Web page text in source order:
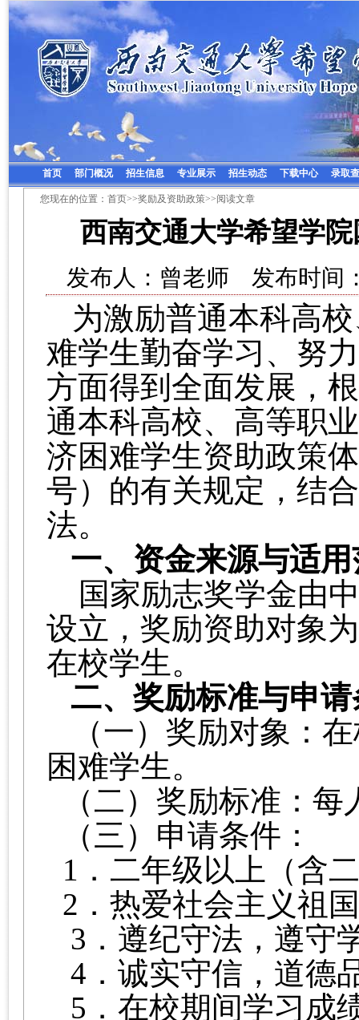
首页 部门概况 招生信息 专业展示 招生动态 下载中心 录取
您现在的位置：首页>>奖励及资助政策>>阅读文章
西南交通大学希望学
发布人：曾老师 发布时间
为激励普通本科高
难学生勤奋学习、努
方面得到全面发展，
通本科高校、高等职
济困难学生资助政策
号）的有关规定，结
法。
一、资金来源与适
国家励志奖学金由
设立，奖励资助对象
在校学生。
二、奖励标准与申
（一）奖励对象：
困难学生。
（二）奖励标准：每
（三）申请条件：
1．二年级以上（含
2．热爱社会主义祖
3．遵纪守法，遵守
4．诚实守信，道德
5．在校期间学习成